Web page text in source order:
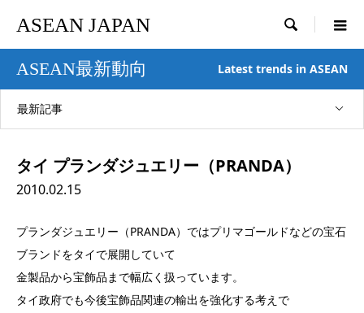
ASEAN JAPAN 
ASEAN最新動向 Latest trends in ASEAN
最新記事
タイ プランダジュエリー（PRANDA）
2010.02.15
プランダジュエリー（PRANDA）ではプリマゴールドなどの宝石
ブランドをタイで展開していて
金製品から宝飾品まで幅広く扱っています。
タイ政府でも今後宝飾品関連の輸出を強化する考えで